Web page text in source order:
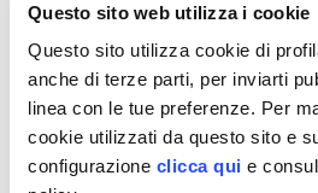
Questo sito web utilizza i cookie
Questo sito utilizza cookie di
anche di terze parti, per inviarti
linea con le tue preferenze. Per
cookie utilizzati da questo sito e
configurazione clicca qui e
dell’irrigazione sia dello
L’azienda Barbenodi Treviglio
70 ettari di Sau interamente in
presenta invece una
rende più complessa la
effluenti, nonostante una